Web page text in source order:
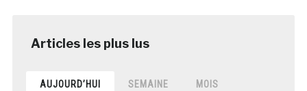
AUJOURD’HUI SEMAINE MOIS